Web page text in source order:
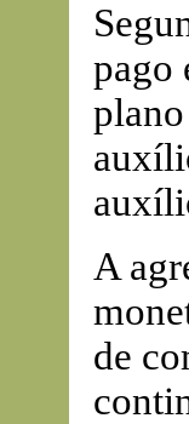
pago
A
de